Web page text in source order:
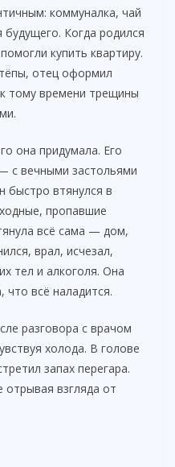
коммуналка, чай
Когда родился
купить квартиру.
отец оформил
тому времени трещины
она придумала. Его
с вечными застольями
быстро втянулся в
пропавшие
всё сама — дом,
врал, исчезал,
тел и алкоголя. Она
что всё наладится.
разговора с врачом
холода. В голове
запах перегара.
отрывая взгляда от